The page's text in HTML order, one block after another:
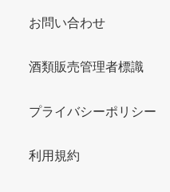
お問い合わせ
酒類販売管理者標識
プライバシーポリシー
利用規約